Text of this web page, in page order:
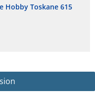
Hobby Toskane 615